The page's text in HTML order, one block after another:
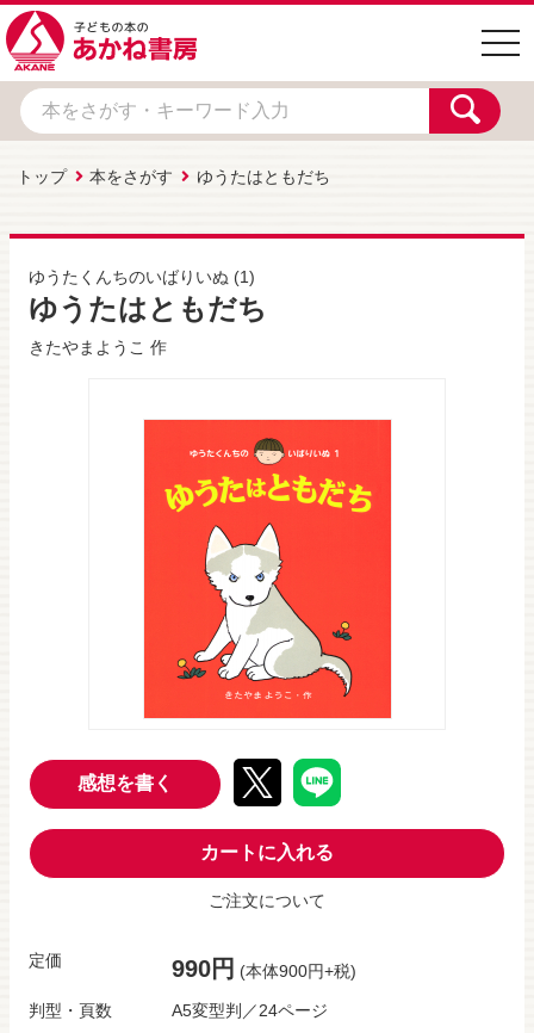
トップ 本をさがす ゆうたはともだち
ゆうたくんちのいばりいぬ (1)
ゆうたはともだち
きたやまようこ 作
感想を書く
カートに入れる
ご注文について
定価 990円 (本体900円+税)
判型・頁数
A5変型判／24ページ